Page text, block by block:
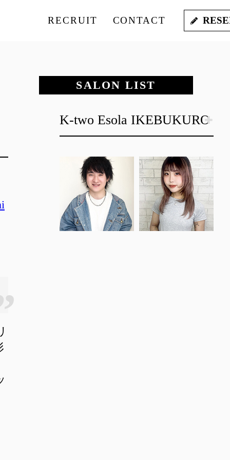
RECRUIT CONTACT
SALON LIST
K-two Esola IKEBUKURO